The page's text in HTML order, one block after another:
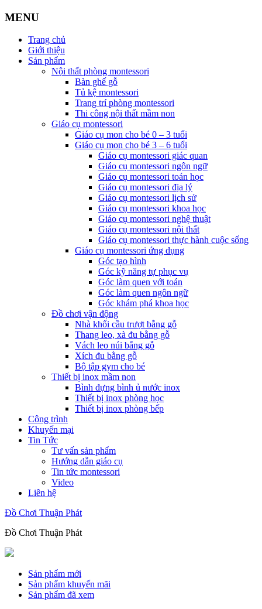
MENU
Trang chủ
Giới thiệu
Sản phẩm
Nội thất phòng montessori
Bàn ghế gỗ
Tủ kệ montessori
Trang trí phòng montessori
Thi công nội thất mầm non
Giáo cụ montessori
Giáo cụ mon cho bé 0 – 3 tuổi
Giáo cụ mon cho bé 3 – 6 tuổi
Giáo cụ montessori giác quan
Giáo cụ montessori ngôn ngữ
Giáo cụ montessori toán học
Giáo cụ montessori địa lý
Giáo cụ montessori lịch sử
Giáo cụ montessori khoa học
Giáo cụ montessori nghệ thuật
Giáo cụ montessori nội thất
Giáo cụ montessori thực hành cuộc sống
Giáo cụ montessori ứng dụng
Góc tạo hình
Góc kỹ năng tự phục vụ
Góc làm quen với toán
Góc làm quen ngôn ngữ
Góc khám phá khoa học
Đồ chơi vận động
Nhà khối cầu trượt bằng gỗ
Thang leo, xà đu bằng gỗ
Vách leo núi bằng gỗ
Xích đu bằng gỗ
Bộ tập gym cho bé
Thiết bị inox mầm non
Bình đựng bình ủ nước inox
Thiết bị inox phòng học
Thiết bị inox phòng bếp
Công trình
Khuyến mại
Tin Tức
Tư vấn sản phẩm
Hướng dẫn giáo cụ
Tin tức montessori
Video
Liên hệ
Đồ Chơi Thuận Phát
Đồ Chơi Thuận Phát
Sản phẩm mới
Sản phẩm khuyến mãi
Sản phẩm đã xem